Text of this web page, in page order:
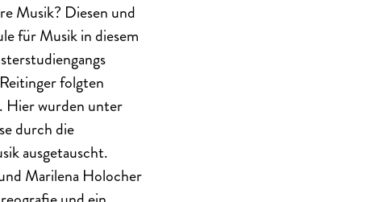
Musik? Diesen und
für Musik in diesem
folgten
Hier wurden unter
durch die
ausgetauscht.
Marilena Holocher